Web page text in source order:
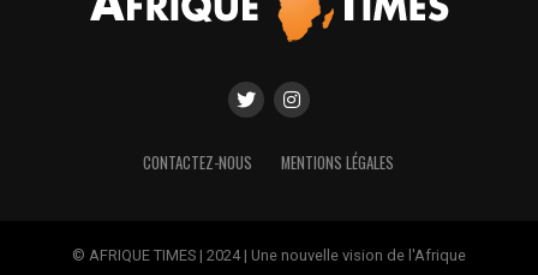
CONTACTEZ-NOUS MENTIONS LÉGALES
© AFRIQUE TIMES | 2024 | Une nouvelle vision de l'Afrique